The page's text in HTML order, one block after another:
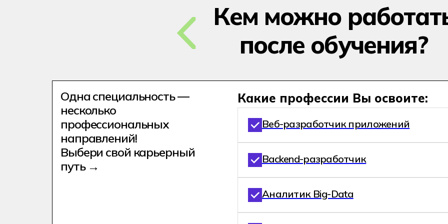
Какие профессии Вы освоите:
Веб-разработчик приложений
Backend-разработчик
Аналитик Big-Data
Одна специальность —
несколько
профессиональных
направлений!
Выбери свой карьерный
путь →
Кем можно
после обучения?